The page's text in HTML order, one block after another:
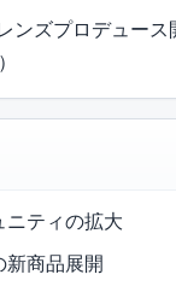
ンズプロデュース
）
ニティの拡大
新商品展開